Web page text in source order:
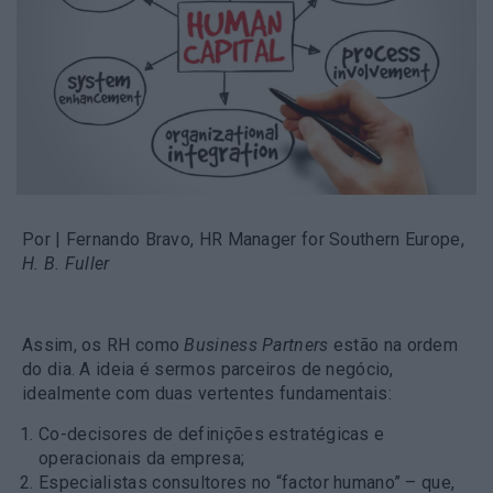
Por| Fernando Bravo, HR Manager for Southern Europe,
H. B. Fuller
Assim, os RH como Business Partners estão na ordem
do dia. A ideia é sermos parceiros de negócio,
idealmente com duas vertentes fundamentais:
Co-decisores de definições estratégicas e
operacionais da empresa;
Especialistas consultores no “factor humano” – que,